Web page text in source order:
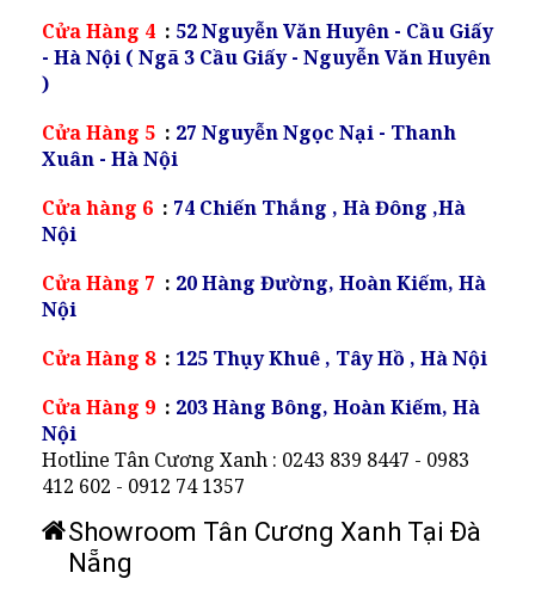
Cửa Hàng 4 : 52 Nguyễn Văn Huyên - Cầu Giấy
- Hà Nội ( Ngã 3 Cầu Giấy - Nguyễn Văn Huyên
)
Cửa Hàng 5 : 27 Nguyễn Ngọc Nại - Thanh
Xuân - Hà Nội
Cửa hàng 6 : 74 Chiến Thắng , Hà Đông ,Hà
Nội
Cửa Hàng 7 : 20 Hàng Đường, Hoàn Kiếm, Hà
Nội
Cửa Hàng 8 : 125 Thụy Khuê , Tây Hồ , Hà Nội
Cửa Hàng 9 : 203 Hàng Bông, Hoàn Kiếm, Hà
Nội
Hotline Tân Cương Xanh : 0243 839 8447 - 0983
412 602 - 0912 74 1357
Showroom Tân Cương Xanh Tại Đà
Nẵng